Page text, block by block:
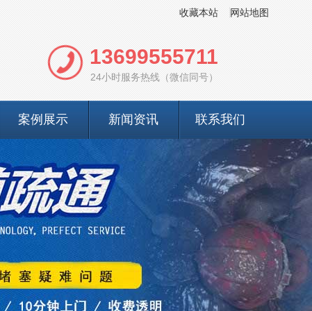
收藏本站 网站地图
13699555711
24小时服务热线（微信同号）
案例展示 新闻资讯 联系我们